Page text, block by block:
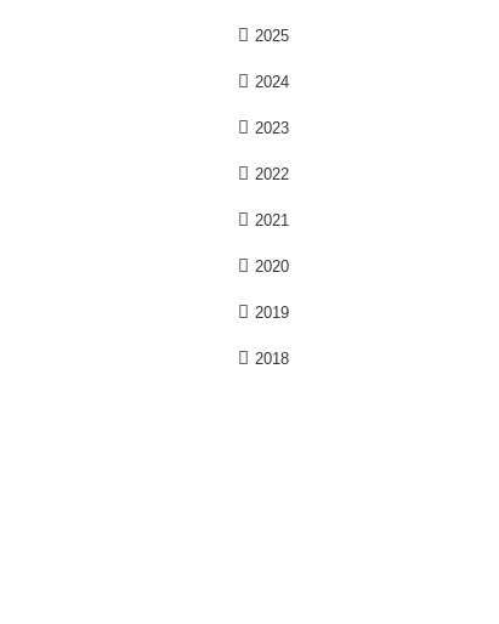
2025
2024
2023
2022
2021
2020
2019
2018